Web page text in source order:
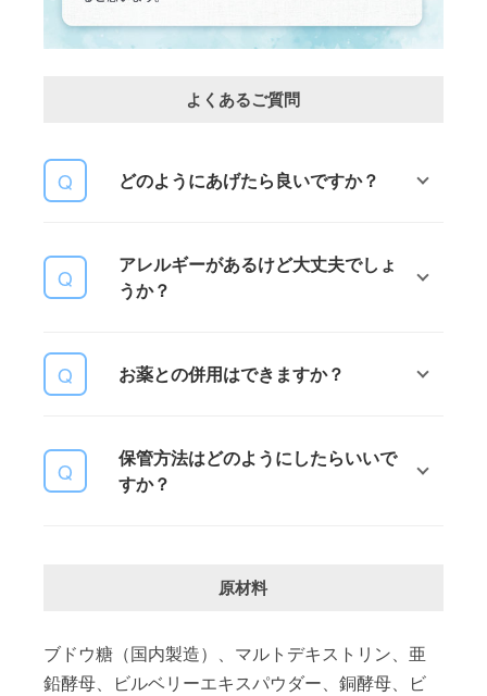
よくあるご質問
どのようにあげたら良いですか？
わせた適量で与えやすいタイミング
で与えてください。本商品は原材料
シャー等で粉状にされる方もいらっ
着する可能性もありますのでご注意
ください。
アレルギーがあるけど大丈夫でしょ
うか？
ですよね。アレルギーが気になる場
さってからご注文ください。
お薬との併用はできますか？
必ず全原材料をお確かめの上、かか
りつけの獣医師さんへご相談なさっ
保管方法はどのようにしたらいいで
すか？
封後に再度閉じる際は袋の中の空気
い。 冷蔵庫保管は水滴が発生する場
合がありますのでご注意ください。
原材料
ブドウ糖（国内製造）、マルトデキストリン、亜
鉛酵母、ビルベリーエキスパウダー、銅酵母、ビ